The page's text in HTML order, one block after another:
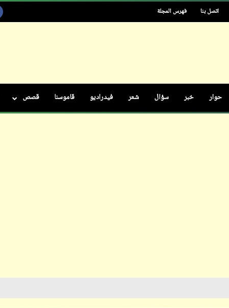
اتصل بنا فهرس المجلة
حوار خبر سؤال شعر فيدراديو قاموسنا قصص
13 نوفمبر 2023